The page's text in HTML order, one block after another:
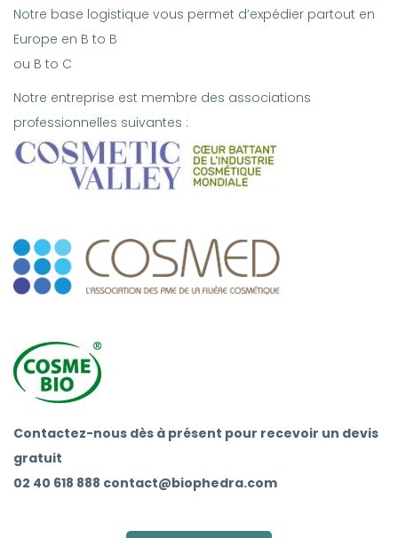
Notre base logistique vous permet d’expédier partout en
Europe en B to B
ou B to C
Notre entreprise est membre des associations
professionnelles suivantes :
Contactez-nous dès à présent pour recevoir un devis
gratuit
02 40 618 888 contact@biophedra.com